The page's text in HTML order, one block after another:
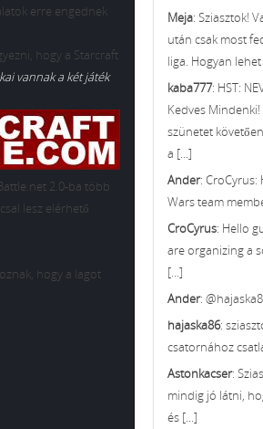
erre engednek
hogy a Starcraft
vannak a két játék
2.0-ba több
lesz elérhető
hogy a lagot
Meja: Sziasztok!
után csak most
liga. Hogyan lehet
kaba777: HST:
Kedves
szünetet
a [...]
Ander:
Wars team
CroCyrus: Hello
are organizing a
[...]
Ander:
hajaska86:
csatornához
Astonkacser:
mindig jó látni,
és [...]